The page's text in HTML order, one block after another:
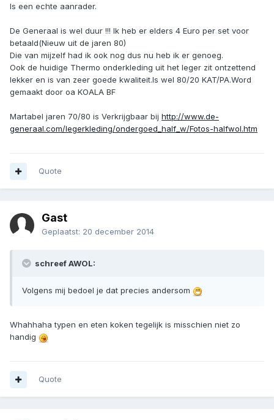
Is een echte aanrader.
De Generaal is wel duur !!! Ik heb er elders 4 Euro per set voor
betaald(Nieuw uit de jaren 80)
Die van mijzelf had ik ook nog dus nu heb ik er genoeg.
Ook de huidige Thermo onderkleding uit het leger zit ontzettend
lekker en is van zeer goede kwaliteit.Is wel 80/20 KAT/PA.Word
gemaakt door oa KOALA BF
Martabel jaren 70/80 is Verkrijgbaar bij http://www.de-
generaal.com/legerkleding/ondergoed_half_w/Fotos-halfwol.htm
Quote
Gast
Geplaatst: 20 december 2014
schreef AWOL:
Volgens mij bedoel je dat precies andersom
Whahhaha typen en eten koken tegelijk is misschien niet zo
handig
Quote